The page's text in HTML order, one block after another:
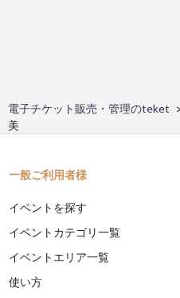
電子チケット販売・管理のteket
美
一般ご利用者様
イベントを探す
イベントカテゴリ一覧
イベントエリア一覧
使い方